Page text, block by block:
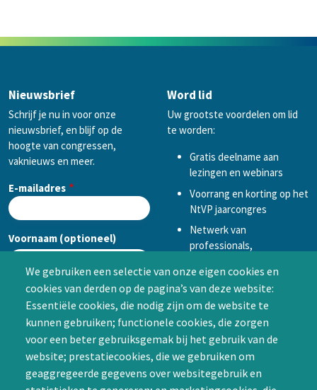
We gebruiken een selectie van onze eigen cookies en
cookies van derden op de pagina’s van deze website:
Essentiële cookies, die nodig zijn om de website te
kunnen gebruiken; functionele cookies, die zorgen
voor een beter gebruiksgemak bij het gebruik van de
website; prestatiecookies, die we gebruiken om
geaggregeerde gegevens over websitegebruik en
Nieuwsbrief
Schrijf je nu in voor onze
nieuwsbrief, en blijf op de
hoogte van congressen,
vaknieuws en meer.
E-mailadres
Voornaam (optioneel)
Achternaam (optioneel)
CAPTCHA
Word lid
Uw grootste voordelen om lid
te worden:
Gratis deelname aan
lezingen en webinars
Voorrang en korting op het
NtVP jaarcongres
Netwerk van
professionals,
samenwerken in een van
de Special Interest
Groepen (SIG’s) of zelf een
SIG initiëren
Word lid